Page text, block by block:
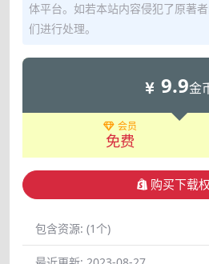
体平台。如若本站内容侵犯了原著
们进行处理。
9.9金
会员
免费
购买下载
包含资源: (1个)